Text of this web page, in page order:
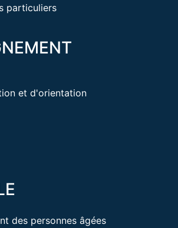
particuliers
et d'orientation
des personnes âgées